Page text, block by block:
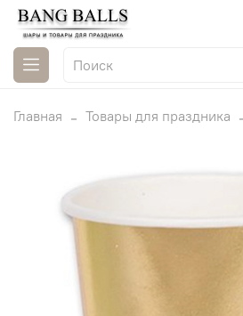
Главная Товары для праздника